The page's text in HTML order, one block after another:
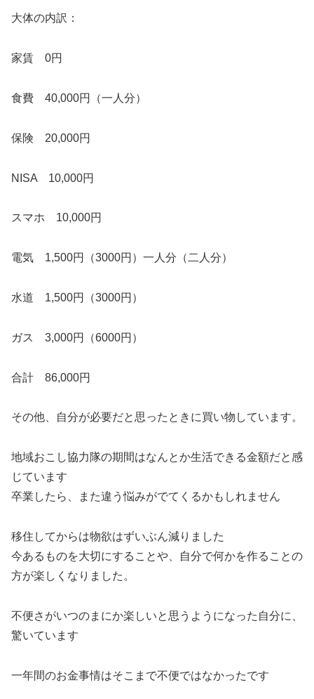
大体の内訳：
家賃 0円
食費 40,000円（一人分）
保険 20,000円
NISA 10,000円
スマホ 10,000円
電気 1,500円（3000円）一人分（二人分）
水道 1,500円（3000円）
ガス 3,000円（6000円）
合計 86,000円
その他、自分が必要だと思ったときに買い物しています。
地域おこし協力隊の期間はなんとか生活できる金額だと感
じています
卒業したら、また違う悩みがでてくるかもしれません
移住してからは物欲はずいぶん減りました
今あるものを大切にすることや、自分で何かを作ることの
方が楽しくなりました。
不便さがいつのまにか楽しいと思うようになった自分に、
驚いています
一年間のお金事情はそこまで不便ではなかったです